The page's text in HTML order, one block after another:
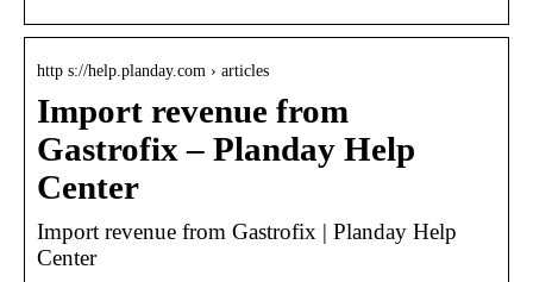
http s://help.planday.com › articles
Import revenue from
Gastrofix – Planday Help
Center
Import revenue from Gastrofix | Planday Help
Center